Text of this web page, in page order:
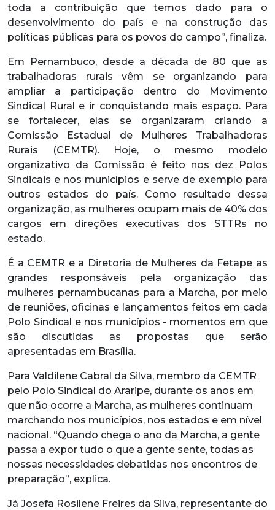
toda a contribuição que temos dado para o
desenvolvimento do país e na construção das
políticas públicas para os povos do campo”, finaliza.
Em Pernambuco, desde a década de 80 que as
trabalhadoras rurais vêm se organizando para
ampliar a participação dentro do Movimento
Sindical Rural e ir conquistando mais espaço. Para
se fortalecer, elas se organizaram criando a
Comissão Estadual de Mulheres Trabalhadoras
Rurais (CEMTR). Hoje, o mesmo modelo
organizativo da Comissão é feito nos dez Polos
Sindicais e nos municípios e serve de exemplo para
outros estados do país. Como resultado dessa
organização, as mulheres ocupam mais de 40% dos
cargos em direções executivas dos STTRs no
estado.
É a CEMTR e a Diretoria de Mulheres da Fetape as
grandes responsáveis pela organização das
mulheres pernambucanas para a Marcha, por meio
de reuniões, oficinas e lançamentos feitos em cada
Polo Sindical e nos municípios - momentos em que
são discutidas as propostas que serão
apresentadas em Brasília.
Para Valdilene Cabral da Silva, membro da CEMTR
pelo Polo Sindical do Araripe, durante os anos em
que não ocorre a Marcha, as mulheres continuam
marchando nos municípios, nos estados e em nível
nacional. “Quando chega o ano da Marcha, a gente
passa a expor tudo o que a gente sente, todas as
nossas necessidades debatidas nos encontros de
preparação”, explica.
Já Josefa Rosilene Freires da Silva, representante do